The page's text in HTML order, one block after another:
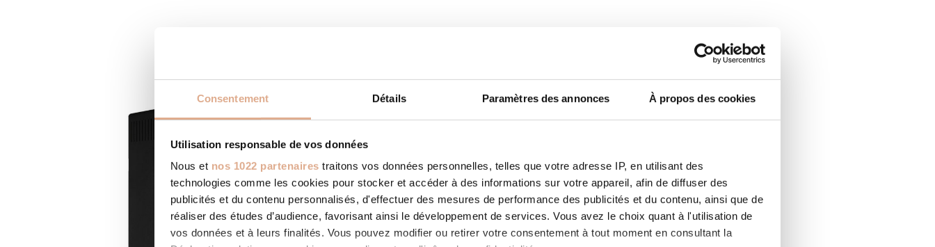
Consentement Détails Paramètres des annonces À propos des cookies
Utilisation responsable de vos données
Nous et nos 1022 partenaires traitons vos données personnelles, telles que votre adresse IP, en utilisant des
technologies comme les cookies pour stocker et accéder à des informations sur votre appareil, afin de diffuser des
publicités et du contenu personnalisés, d'effectuer des mesures de performance des publicités et du contenu, ainsi que de
réaliser des études d’audience, favorisant ainsi le développement de services. Vous avez le choix quant à l'utilisation de
vos données et à leurs finalités. Vous pouvez modifier ou retirer votre consentement à tout moment en consultant la